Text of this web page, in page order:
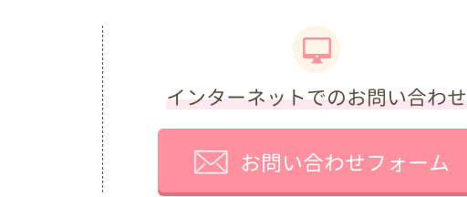
インターネットでのお問い合わせ
お問い合わせフォーム